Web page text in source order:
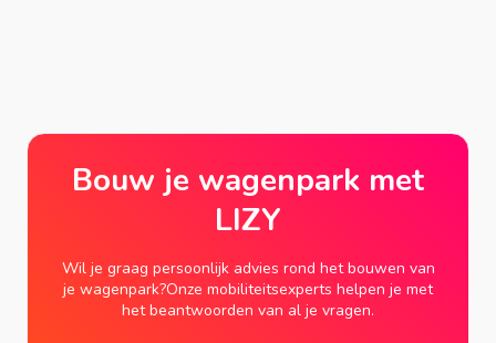
Bouw je wagenpark met
LIZY
Wil je graag persoonlijk advies rond het bouwen van
je wagenpark?Onze mobiliteitsexperts helpen je met
het beantwoorden van al je vragen.